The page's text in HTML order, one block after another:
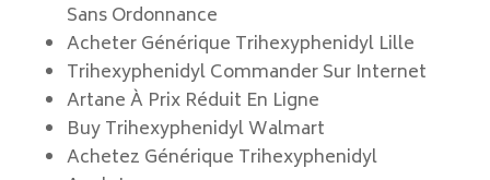
Sans Ordonnance
Acheter Générique Trihexyphenidyl Lille
Trihexyphenidyl Commander Sur Internet
Artane À Prix Réduit En Ligne
Buy Trihexyphenidyl Walmart
Achetez Générique Trihexyphenidyl